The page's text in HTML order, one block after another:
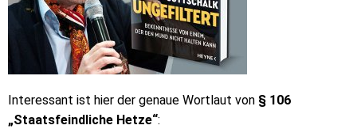
Interessant ist hier der genaue Wortlaut von § 106
„Staatsfeindliche Hetze“: